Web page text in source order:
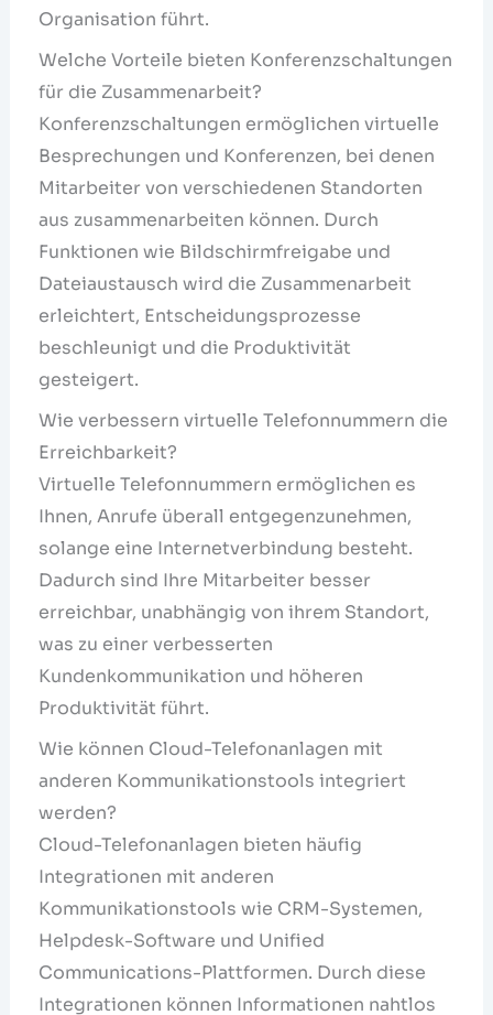
Organisation führt.
Welche Vorteile bieten Konferenzschaltungen
für die Zusammenarbeit?
Konferenzschaltungen ermöglichen virtuelle
Besprechungen und Konferenzen, bei denen
Mitarbeiter von verschiedenen Standorten
aus zusammenarbeiten können. Durch
Funktionen wie Bildschirmfreigabe und
Dateiaustausch wird die Zusammenarbeit
erleichtert, Entscheidungsprozesse
beschleunigt und die Produktivität
gesteigert.
Wie verbessern virtuelle Telefonnummern die
Erreichbarkeit?
Virtuelle Telefonnummern ermöglichen es
Ihnen, Anrufe überall entgegenzunehmen,
solange eine Internetverbindung besteht.
Dadurch sind Ihre Mitarbeiter besser
erreichbar, unabhängig von ihrem Standort,
was zu einer verbesserten
Kundenkommunikation und höheren
Produktivität führt.
Wie können Cloud-Telefonanlagen mit
anderen Kommunikationstools integriert
werden?
Cloud-Telefonanlagen bieten häufig
Integrationen mit anderen
Kommunikationstools wie CRM-Systemen,
Helpdesk-Software und Unified
Communications-Plattformen. Durch diese
Integrationen können Informationen nahtlos